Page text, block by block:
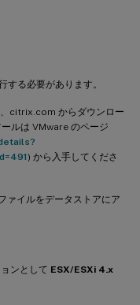
する必要があります。
citrix.com からダウンロー
ルは VMware のページ
) から入手してくださ
ァイルをデータストアにア
ンとして ESX/ESXi 4.x